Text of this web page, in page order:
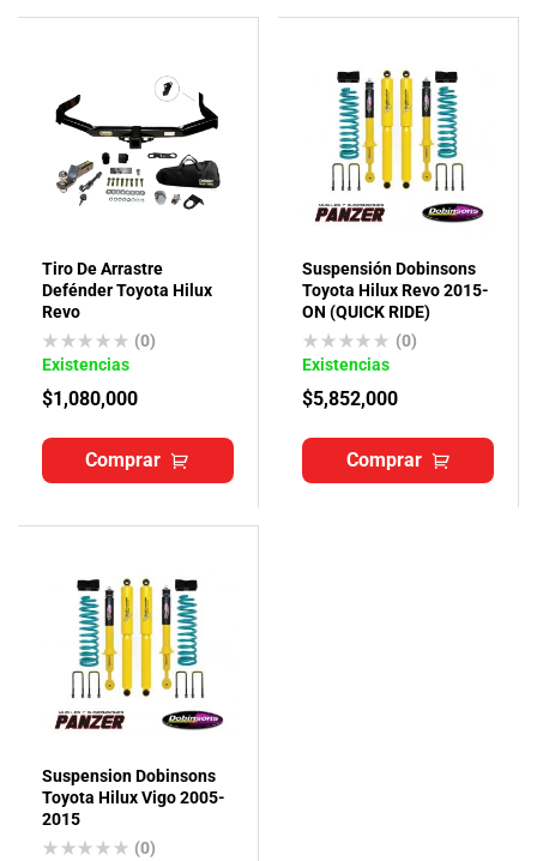
Tiro De Arrastre
Defénder Toyota Hilux
Revo
(0)
Existencias
$1,080,000
Comprar
Suspensión Dobinsons
Toyota Hilux Revo 2015-
ON (QUICK RIDE)
(0)
Existencias
$5,852,000
Comprar
Suspension Dobinsons
Toyota Hilux Vigo 2005-
2015
(0)